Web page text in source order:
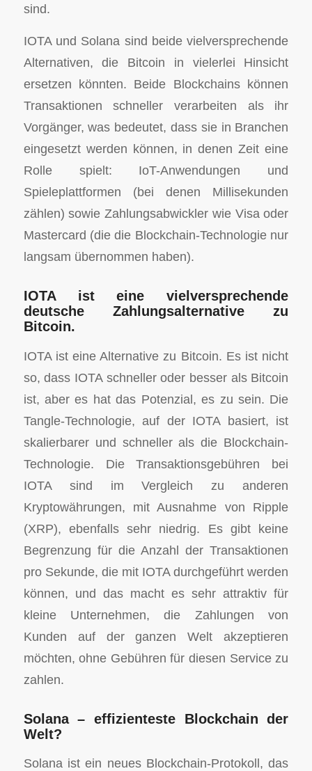
sind.
IOTA und Solana sind beide vielversprechende
Alternativen, die Bitcoin in vielerlei Hinsicht
ersetzen könnten. Beide Blockchains können
Transaktionen schneller verarbeiten als ihr
Vorgänger, was bedeutet, dass sie in Branchen
eingesetzt werden können, in denen Zeit eine
Rolle spielt: IoT-Anwendungen und
Spieleplattformen (bei denen Millisekunden
zählen) sowie Zahlungsabwickler wie Visa oder
Mastercard (die die Blockchain-Technologie nur
langsam übernommen haben).
IOTA ist eine vielversprechende
deutsche Zahlungsalternative zu
Bitcoin.
IOTA ist eine Alternative zu Bitcoin. Es ist nicht
so, dass IOTA schneller oder besser als Bitcoin
ist, aber es hat das Potenzial, es zu sein. Die
Tangle-Technologie, auf der IOTA basiert, ist
skalierbarer und schneller als die Blockchain-
Technologie. Die Transaktionsgebühren bei
IOTA sind im Vergleich zu anderen
Kryptowährungen, mit Ausnahme von Ripple
(XRP), ebenfalls sehr niedrig. Es gibt keine
Begrenzung für die Anzahl der Transaktionen
pro Sekunde, die mit IOTA durchgeführt werden
können, und das macht es sehr attraktiv für
kleine Unternehmen, die Zahlungen von
Kunden auf der ganzen Welt akzeptieren
möchten, ohne Gebühren für diesen Service zu
zahlen.
Solana – effizienteste Blockchain der
Welt?
Solana ist ein neues Blockchain-Protokoll, das